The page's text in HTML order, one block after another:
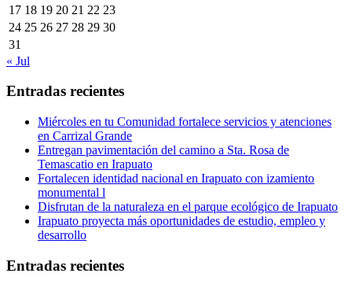
17 18 19 20 21 22 23
24 25 26 27 28 29 30
31
« Jul
Entradas recientes
Miércoles en tu Comunidad fortalece servicios y atenciones
en Carrizal Grande
Entregan pavimentación del camino a Sta. Rosa de
Temascatio en Irapuato
Fortalecen identidad nacional en Irapuato con izamiento
monumental l
Disfrutan de la naturaleza en el parque ecológico de Irapuato
Irapuato proyecta más oportunidades de estudio, empleo y
desarrollo
Entradas recientes